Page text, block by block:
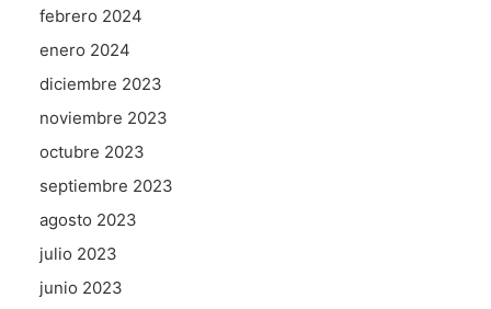
febrero 2024
enero 2024
diciembre 2023
noviembre 2023
octubre 2023
septiembre 2023
agosto 2023
julio 2023
junio 2023